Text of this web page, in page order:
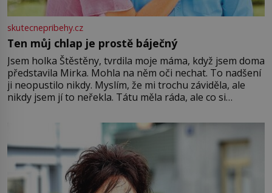
skutecnepribehy.cz
Ten můj chlap je prostě báječný
Jsem holka Štěstěny, tvrdila moje máma, když jsem doma
představila Mirka. Mohla na něm oči nechat. To nadšení
ji neopustilo nikdy. Myslím, že mi trochu záviděla, ale
nikdy jsem jí to neřekla. Tátu měla ráda, ale co si
Jsme spolu moc rádi Tehdy byla jiná doba, když